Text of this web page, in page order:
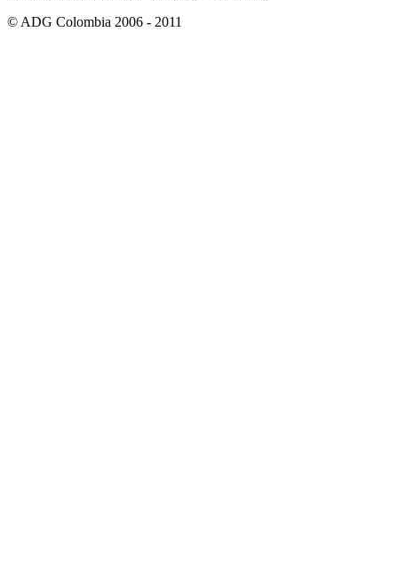
© ADG Colombia 2006 - 2011